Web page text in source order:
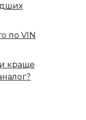
по VIN
краще